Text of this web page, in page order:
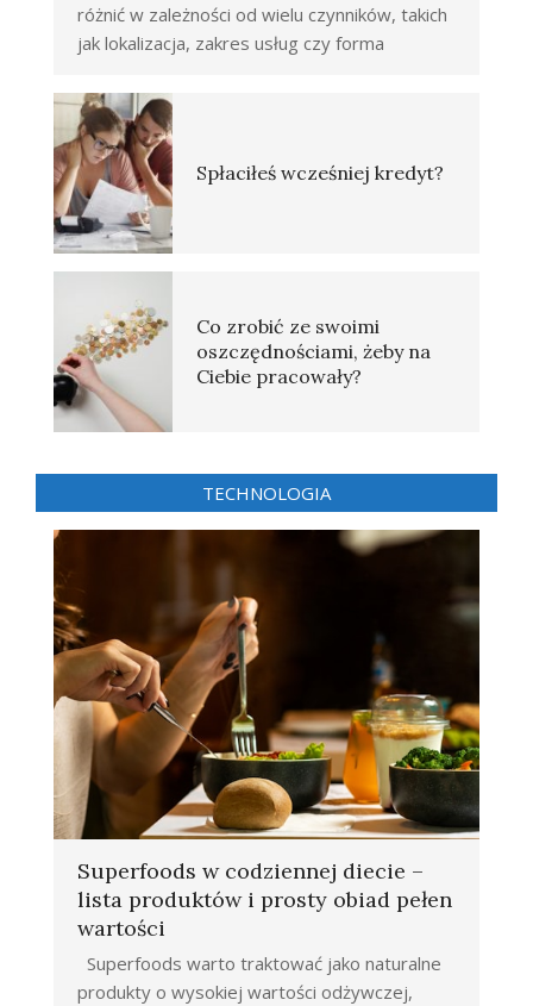
różnić w zależności od wielu czynników, takich
jak lokalizacja, zakres usług czy forma
Spłaciłeś wcześniej kredyt?
Co zrobić ze swoimi
oszczędnościami, żeby na
Ciebie pracowały?
TECHNOLOGIA
Superfoods w codziennej diecie –
lista produktów i prosty obiad pełen
wartości
Superfoods warto traktować jako naturalne
produkty o wysokiej wartości odżywczej,